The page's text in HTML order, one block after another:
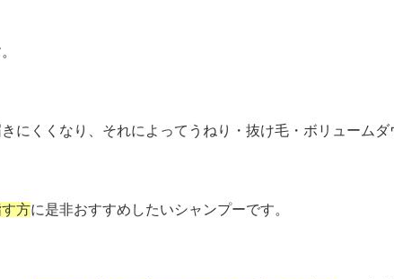
にくくなり、それによってうねり・抜け毛・ボリュームダ
方に是非おすすめしたいシャンプーです。